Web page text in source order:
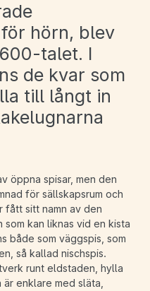
hörn, blev
talet. I
de kvar som
till långt in
öppna spisar, men den
för sällskapsrum och
fått sitt namn av den
kan liknas vid en kista
både som väggspis, som
så kallad nischspis.
runt eldstaden, hylla
enklare med släta,